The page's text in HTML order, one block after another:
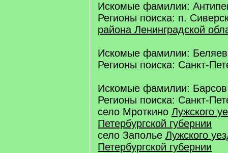
Искомые фамилии:
Регионы поиска: п.
района Ленинградской
Искомые фамилии: Беляев
Регионы поиска: Санкт-
Искомые фамилии: Барсов
Регионы поиска: Санкт-
село Мроткино Лужского
Петербургской губернии
село Заполье Лужского
Петербургской губернии